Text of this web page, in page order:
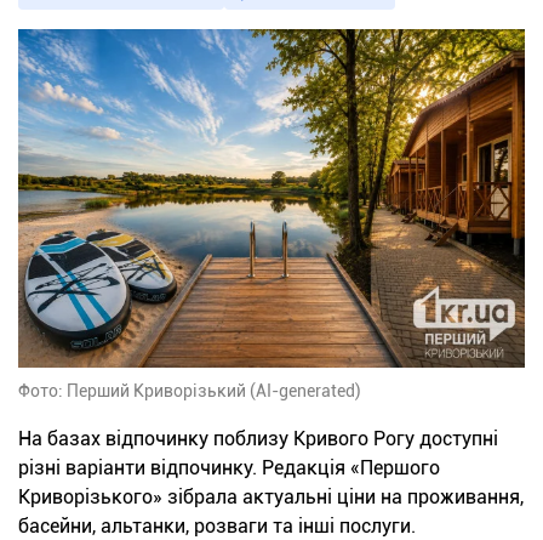
Фото: Перший Криворізький (AI-generated)
На базах відпочинку поблизу Кривого Рогу доступні
різні варіанти відпочинку. Редакція «Першого
Криворізького» зібрала актуальні ціни на проживання,
басейни, альтанки, розваги та інші послуги.